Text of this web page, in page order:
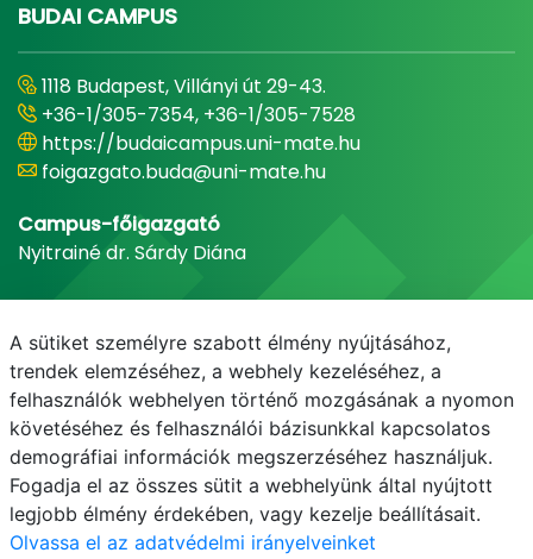
BUDAI CAMPUS
1118 Budapest, Villányi út 29-43.
+36-1/305-7354, +36-1/305-7528
https://budaicampus.uni-mate.hu
foigazgato.buda@uni-mate.hu
Campus-főigazgató
Nyitrainé dr. Sárdy Diána
A sütiket személyre szabott élmény nyújtásához,
trendek elemzéséhez, a webhely kezeléséhez, a
felhasználók webhelyen történő mozgásának a nyomon
követéséhez és felhasználói bázisunkkal kapcsolatos
demográfiai információk megszerzéséhez használjuk.
Fogadja el az összes sütit a webhelyünk által nyújtott
legjobb élmény érdekében, vagy kezelje beállításait.
Olvassa el az adatvédelmi irányelveinket